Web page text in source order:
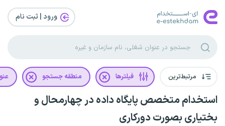
ورود | ثبت‌ نام
مرتبط‌ترین فیلترها منطقه جستجو
استخدام متخصص پایگاه داده در چهارمحال و
بختیاری بصورت دورکاری